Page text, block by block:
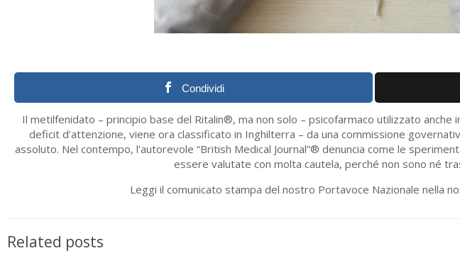
Condividi
Il metilfenidato – principio base del Ritalin®, ma non solo – psicofarmaco utilizzato
deficit d’attenzione, viene ora classificato in Inghilterra – da una commissione
assoluto. Nel contempo, l’autorevole “British Medical Journal”® denuncia come le
essere valutate con molta cautela, perché non sono né
Leggi il comunicato stampa del nostro Portavoce Nazionale nella
Related posts